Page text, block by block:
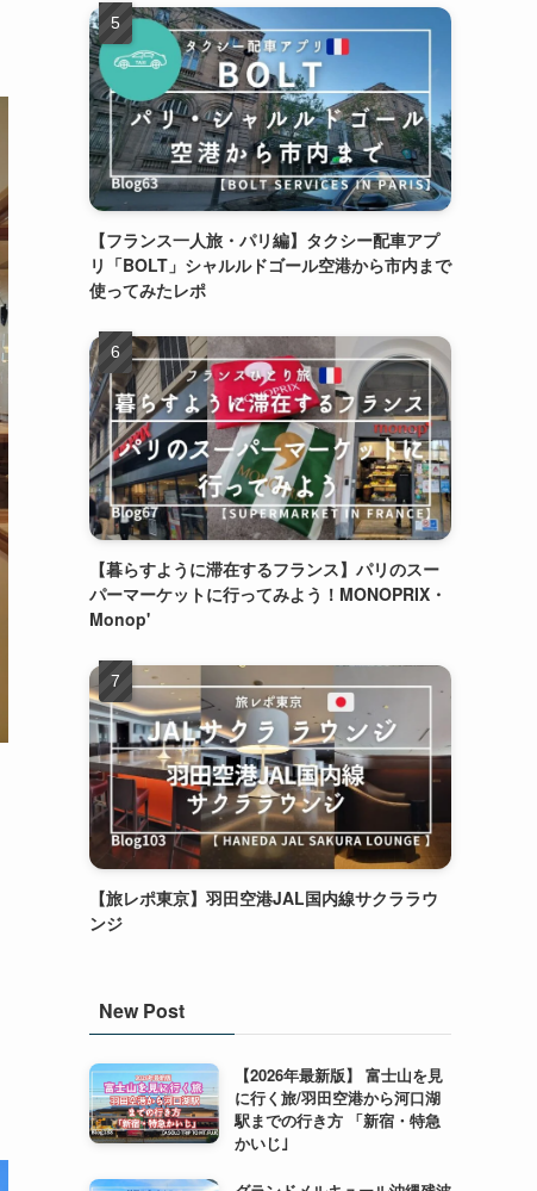
【フランス一人旅・パリ編】タクシー配車アプ
リ「BOLT」シャルルドゴール空港から市内まで
使ってみたレポ
【暮らすように滞在するフランス】パリのスー
パーマーケットに行ってみよう！MONOPRIX・
Monop'
【旅レポ東京】羽田空港JAL国内線サクララウ
ンジ
New Post
【2026年最新版】 富士山を見
に行く旅/羽田空港から河口湖
駅までの行き方 「新宿・特急
かいじ｣